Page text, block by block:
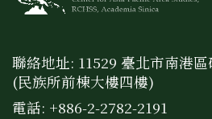
聯絡地址: 11529 臺北市南港
(民族所前棟大樓四樓)
電話: +886-2-2782-2191